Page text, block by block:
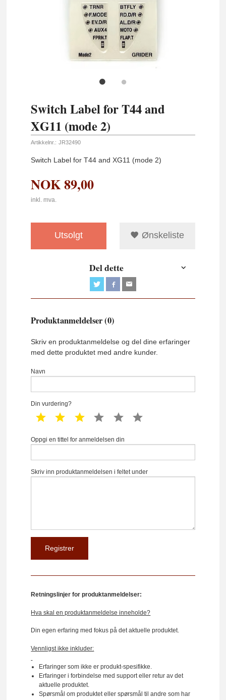
Switch Label for T44 and
XG11 (mode 2)
Artikkelnr.: JR32490
Switch Label for T44 and XG11 (mode 2)
NOK89,00
inkl. mva.
Utsolgt Ønskeliste
Del dette
Produktanmeldelser (0)
Skriv en produktanmeldelse og del dine erfaringer
med dette produktet med andre kunder.
Navn
Din vurdering?
1 star 2 star 3 star 4 star 5 star
Oppgi en tittel for anmeldelsen din
Skriv inn produktanmeldelsen i feltet under
Retningslinjer for produktanmeldelser:
Hva skal en produktanmeldelse inneholde?
Din egen erfaring med fokus på det aktuelle produktet.
Vennligst ikke inkluder:
Erfaringer som ikke er produkt-spesifikke.
Erfaringer i forbindelse med support eller retur av det
aktuelle produktet.
Spørsmål om produktet eller spørsmål til andre som har